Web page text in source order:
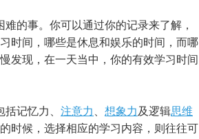
的事。你可以通过你的记录来了解，
时间，哪些是休息和娱乐的时间，而哪
发现，在一天当中，你的有效学习时间
记忆力、 注意力 想象力 及逻辑思维
时候，选择相应的学习内容，则往往可